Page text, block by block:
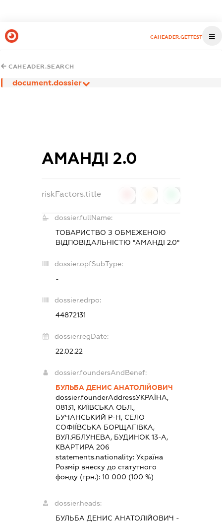
CAHEADER.GETTEST
CAHEADER.SEARCH
document.dossier
АМАНДІ 2.0
riskFactors.title
dossier.fullName:
ТОВАРИСТВО З ОБМЕЖЕНОЮ
ВІДПОВІДАЛЬНІСТЮ "АМАНДІ 2.0"
dossier.opfSubType:
-
dossier.edrpo:
44872131
dossier.regDate:
22.02.22
dossier.foundersAndBenef:
БУЛЬБА ДЕНИС АНАТОЛІЙОВИЧ
dossier.founderAddressУКРАЇНА,
08131, КИЇВСЬКА ОБЛ.,
БУЧАНСЬКИЙ Р-Н, СЕЛО
СОФІЇВСЬКА БОРЩАГІВКА,
ВУЛ.ЯБЛУНЕВА, БУДИНОК 13-А,
КВАРТИРА 206
statements.nationality: Україна
Розмір внеску до статутного
фонду (грн.): 10 000 (100 %)
dossier.heads:
БУЛЬБА ДЕНИС АНАТОЛІЙОВИЧ -